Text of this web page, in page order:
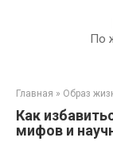
По
Главная » Образ
Как
мифов и